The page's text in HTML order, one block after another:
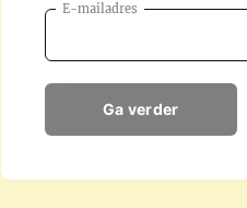
E-mailadres
Ga verder